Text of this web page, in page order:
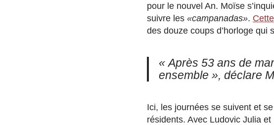
pour le nouvel An. Moïse
suivre les «campanadas».
des douze coups d’horloge qui
« Après 53 ans de
ensemble », déclare
Ici, les journées se suivent et
résidents. Avec Ludovic Julia